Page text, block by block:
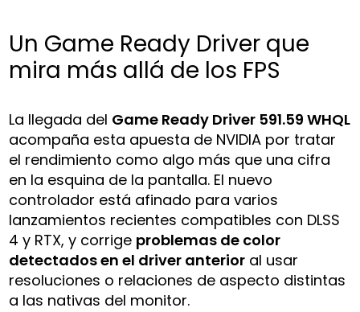
Un Game Ready Driver que
mira más allá de los FPS
La llegada del Game Ready Driver 591.59 WHQL
acompaña esta apuesta de NVIDIA por tratar
el rendimiento como algo más que una cifra
en la esquina de la pantalla. El nuevo
controlador está afinado para varios
lanzamientos recientes compatibles con DLSS
4 y RTX, y corrige problemas de color
detectados en el driver anterior al usar
resoluciones o relaciones de aspecto distintas
a las nativas del monitor.